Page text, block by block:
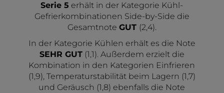
Serie 5 erhält in der Kategorie Kühl-
Gefrierkombinationen Side-by-Side die
Gesamtnote GUT (2,4).
In der Kategorie Kühlen erhält es die Note
SEHR GUT(1,1). Außerdem erzielt die
Kombination in den Kategorien Einfrieren
(1,9), Temperaturstabilität beim Lagern (1,7)
und Geräusch (1,8) ebenfalls die Note